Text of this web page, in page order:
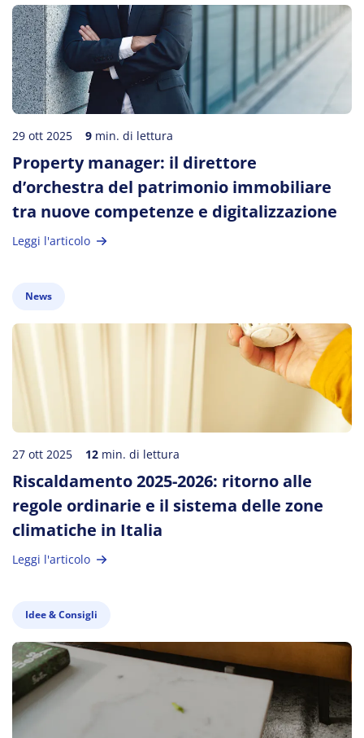
29 ott 2025 9 min. di lettura
Property manager: il direttore
d’orchestra del patrimonio immobiliare
tra nuove competenze e digitalizzazione
Leggi l'articolo
News
27 ott 2025 12 min. di lettura
Riscaldamento 2025-2026: ritorno alle
regole ordinarie e il sistema delle zone
climatiche in Italia
Leggi l'articolo
Idee & Consigli